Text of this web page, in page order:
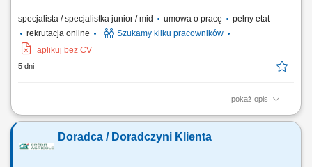
specjalista / specjalistka junior / mid umowa o pracę
pełny etat
rekrutacja online
Szukamy kilku pracowników
aplikuj bez CV
5 dni
pokaż opis
Zakres obowiązków: Telefoniczny kontakt z klientami zainteresowanymi
edukacji finansowej. Budowanie długofalowych relacji z klientami.
Pozyskiwanie nowych klientów i rozwijanie współpracy z partnerami
Doradca / Doradczyni Klienta